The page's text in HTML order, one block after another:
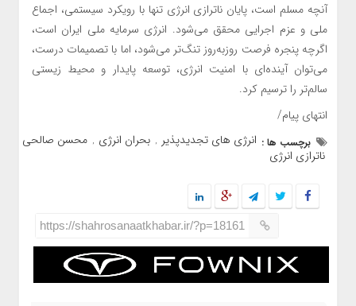
آنچه مسلم است، پایان ناترازی انرژی تنها با رویکرد سیستمی، اجماع
ملی و عزم اجرایی محقق می‌شود. انرژی سرمایه ملی ایران است،
اگرچه پنجره فرصت روزبه‌روز تنگ‌تر می‌شود، اما با تصمیمات درست،
می‌توان آینده‌ای با امنیت انرژی، توسعه پایدار و محیط زیستی
سالم‌تر را ترسیم کرد.
انتهای پیام/
برچسب ها : انرژی‌ های تجدیدپذیر , بحران انرژی , محسن صالحی
ناترازی انرژی
https://shahrosanaatkhabar.ir/?p=18161